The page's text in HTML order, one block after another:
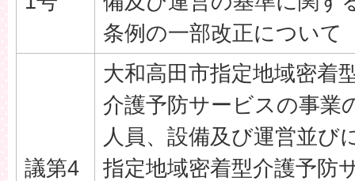
条例の一部改正について
議第4
大和高田市指定地域密着
介護予防サービスの事業
人員、設備及び運営並び
指定地域密着型介護予防